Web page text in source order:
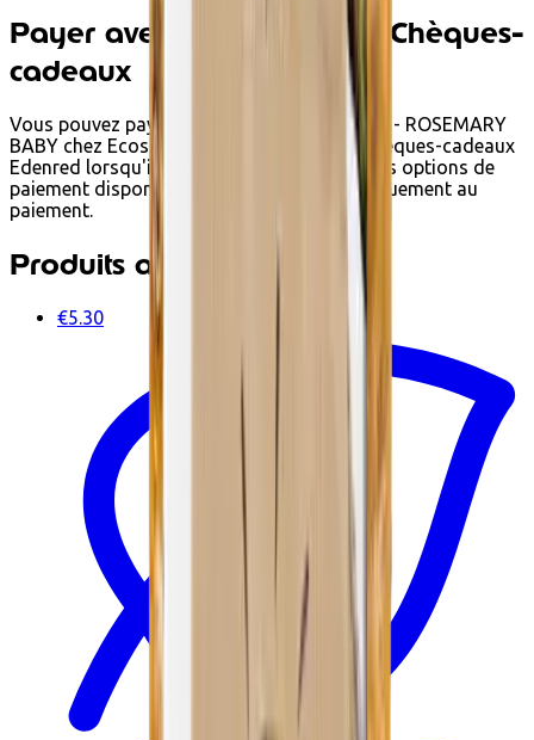
Payer avec Ecochèques et Chèques-
cadeaux
Vous pouvez payer Crackers au romarin BIO - ROSEMARY
BABY chez Ecoshop avec Ecochèques et Chèques-cadeaux
Edenred lorsqu'il respecte les conditions. Les options de
paiement disponibles s'affichent automatiquement au
paiement.
Produits associés
€5.30